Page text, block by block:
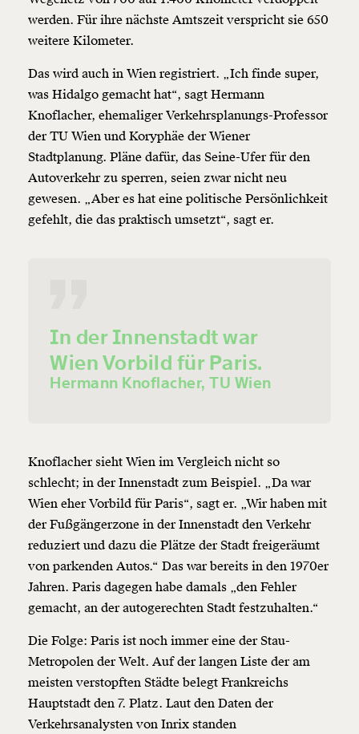
werden. Für ihre nächste Amtszeit verspricht sie 650
weitere Kilometer.
Das wird auch in Wien registriert. „Ich finde super,
was Hidalgo gemacht hat“, sagt Hermann
Knoflacher, ehemaliger Verkehrsplanungs-Professor
der TU Wien und Koryphäe der Wiener
Stadtplanung. Pläne dafür, das Seine-Ufer für den
Autoverkehr zu sperren, seien zwar nicht neu
gewesen. „Aber es hat eine politische Persönlichkeit
gefehlt, die das praktisch umsetzt“, sagt er.
In der Innenstadt war
Wien Vorbild für Paris.
Hermann Knoflacher, TU Wien
Knoflacher sieht Wien im Vergleich nicht so
schlecht; in der Innenstadt zum Beispiel. „Da war
Wien eher Vorbild für Paris“, sagt er. „Wir haben mit
der Fußgängerzone in der Innenstadt den Verkehr
reduziert und dazu die Plätze der Stadt freigeräumt
von parkenden Autos.“ Das war bereits in den 1970er
Jahren. Paris dagegen habe damals „den Fehler
gemacht, an der autogerechten Stadt festzuhalten.“
Die Folge: Paris ist noch immer eine der Stau-
Metropolen der Welt. Auf der langen Liste der am
meisten verstopften Städte belegt Frankreichs
Hauptstadt den 7. Platz. Laut den Daten der
Verkehrsanalysten von Inrix standen